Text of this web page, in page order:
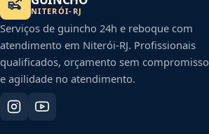
NITERÓI- RJ
Serviços de guincho 24h e reboque com
atendimento em Niterói-RJ. Profissionais
qualificados, orçamento sem compromisso
e agilidade no atendimento.